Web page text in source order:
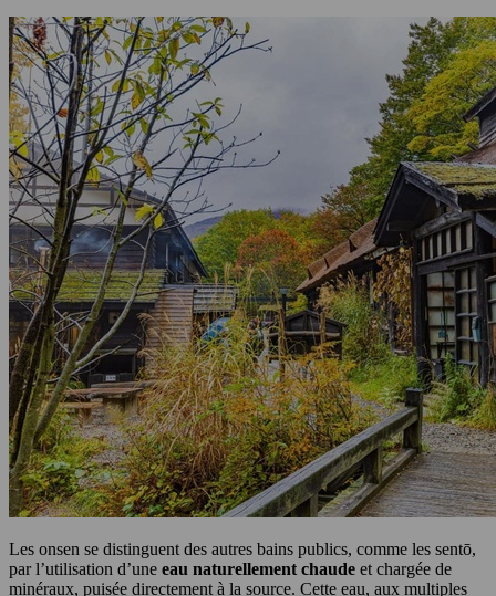
Les onsen se distinguent des autres bains publics, comme les sentō,
par l’utilisation d’une eau naturellement chaude et chargée de
minéraux, puisée directement à la source. Cette eau, aux multiples